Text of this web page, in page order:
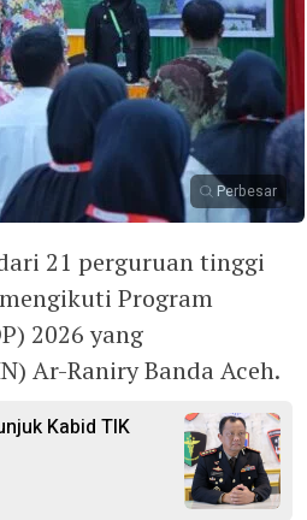
Perbesar
21 perguruan tinggi
Program
2026 yang
Ar-Raniry Banda Aceh.
Kabid TIK